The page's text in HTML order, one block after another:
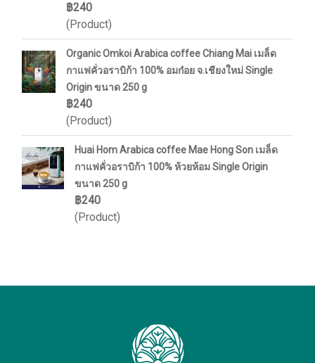
฿240
(Product)
Organic Omkoi Arabica coffee Chiang Mai เมล็ด
กาแฟคั่วอราบิก้า 100% อมก๋อย จ.เชียงใหม่ Single
Origin ขนาด 250 g
฿240
(Product)
Huai Hom Arabica coffee Mae Hong Son เมล็ด
กาแฟคั่วอราบิก้า 100% ห้วยห้อม Single Origin
ขนาด 250 g
฿240
(Product)